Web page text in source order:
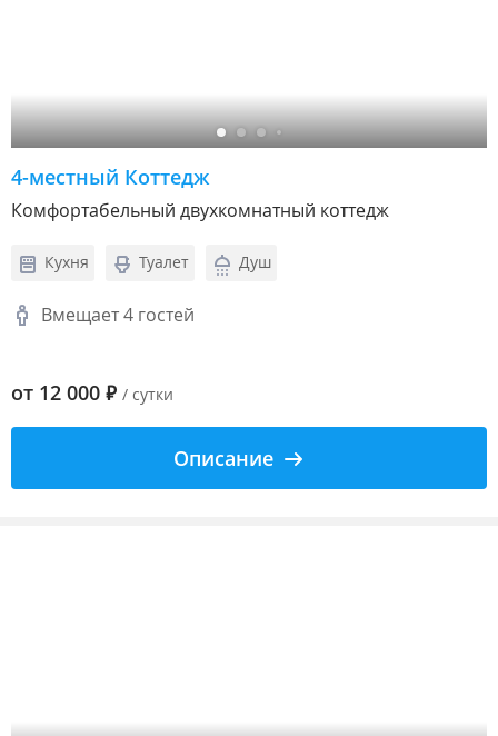
4-местный Коттедж
Комфортабельный двухкомнатный коттедж
Кухня Туалет Душ
Вмещает 4 гостей
от 12 000 ₽ / сутки
Описание